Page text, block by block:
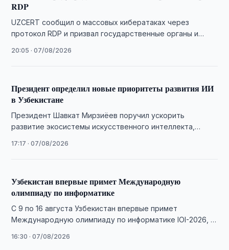
RDP
UZCERT сообщил о массовых кибератаках через
протокол RDP и призвал государственные органы и
20:05 · 07/08/2026
Президент определил новые приоритеты развития ИИ
в Узбекистане
Президент Шавкат Мирзиёев поручил ускорить
развитие экосистемы искусственного интеллекта,
число ИИ-проектов.
17:17 · 07/08/2026
Узбекистан впервые примет Международную
олимпиаду по информатике
С 9 по 16 августа Узбекистан впервые примет
Международную олимпиаду по информатике IOI-2026, в
16:30 · 07/08/2026